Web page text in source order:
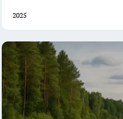
2025